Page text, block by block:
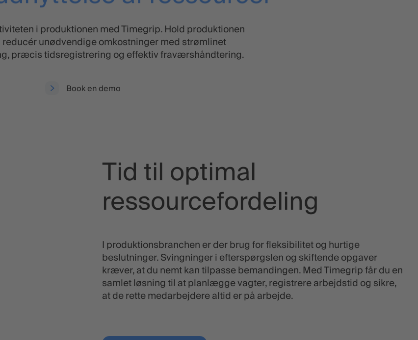
håndtering af fravær
i produktionen med Timegrip. Hold produktionen
unødvendige omkostninger med strømlinet
præcis tidsregistrering og effektiv fraværshåndtering.
Book en demo
Tid til optimal
ressourcefordeling
I produktionsbranchen er der brug for fleksibilitet og hurtige
beslutninger. Svingninger i efterspørgslen og skiftende opgaver
kræver, at du nemt kan tilpasse bemandingen. Med Timegrip får du en
samlet løsning til at planlægge vagter, registrere arbejdstid og sikre,
at de rette medarbejdere altid er på arbejde.